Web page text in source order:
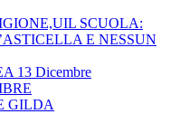
SCUOLA:
E NESSUN
13 Dicembre
GILDA